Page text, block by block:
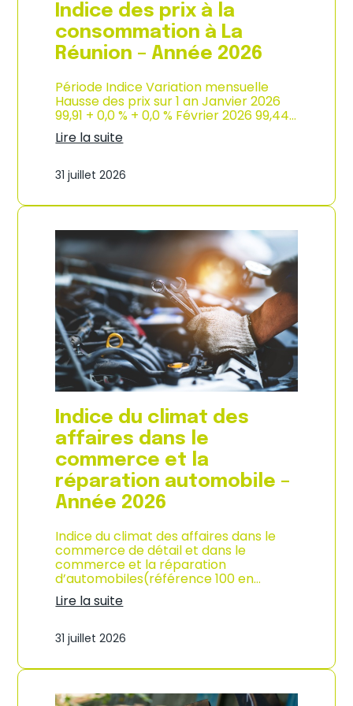
2
0
2
6
Indice des prix à la
consommation à La
Réunion – Année 2026
Période Indice Variation mensuelle
Hausse des prix sur 1 an Janvier 2026
99,91 + 0,0 % + 0,0 % Février 2026 99,44…
Lire la suite
n
i
e
e
s
p
r
i
x
à
l
a
c
o
n
s
o
m
m
a
t
o
n
à
L
R
u
n
o
n
31 juillet 2026
Indice du climat des
affaires dans le
commerce et la
réparation automobile –
Année 2026
Indice du climat des affaires dans le
commerce de détail et dans le
commerce et la réparation
d’automobiles(référence 100 en…
Lire la suite
n
i
e
31 juillet 2026